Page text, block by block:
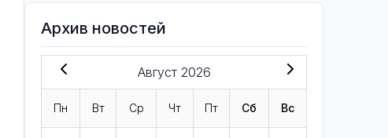
Архив новостей
Август 2026
Пн Вт Ср Чт Пт Сб Вс